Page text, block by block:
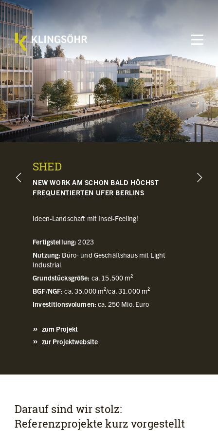
SHED
NEW WORK AM SCHON BALD HÖCHST
FREQUENTIERTEN UFER BERLINS
Ideen-Landschaft mit Insel-Feeling!
Fertigstellung: 2023
Nutzung: Büro- und Geschäftshaus mit Light
Industrial
Grundstücksgröße: ca. 15.500 m²
BGF/NGF: ca. 35.000 m²/ca. 31.000 m²
Investitionsvolumen: ca. 250 Mio. Euro
zum Projekt
zur Projektwebsite
Darauf sind wir stolz:
Referenzprojekte kurz vorgestellt